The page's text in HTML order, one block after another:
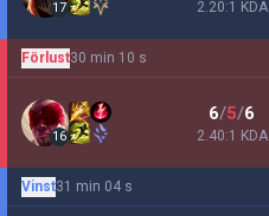
17 2.20:1 KDA
Förlust30 min 10 s
16
6/5/6
2.40:1 KDA
Vinst31 min 04 s